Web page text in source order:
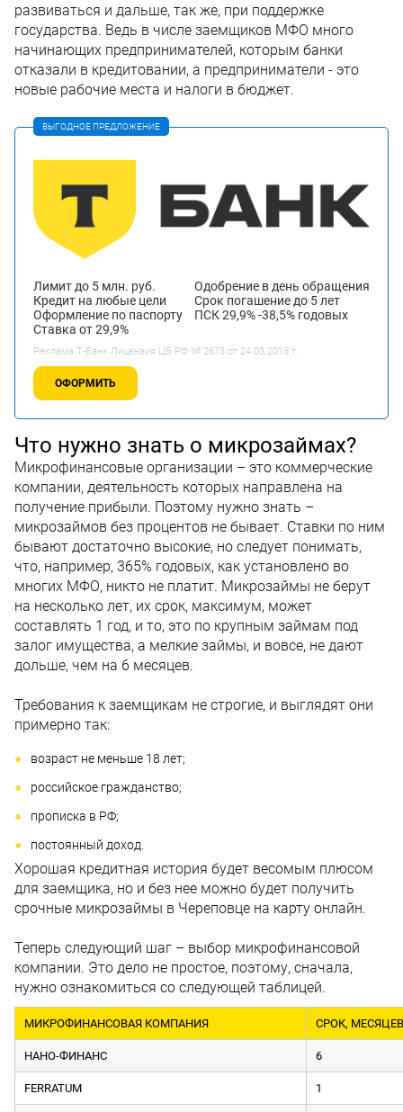
развиваться и дальше, так же, при поддержке
государства. Ведь в числе заемщиков МФО много
начинающих предпринимателей, которым банки
отказали в кредитовании, а предприниматели - это
новые рабочие места и налоги в бюджет.
ВЫГОДНОЕ ПРЕДЛОЖЕНИЕ
Лимит до 5 млн. руб.
Кредит на любые цели
Оформление по паспорту
Ставка от 29,9%
Одобрение в день обращения
Срок погашение до 5 лет
ПСК 29,9% -38,5% годовых
Реклама Т-Банк.Лицензия ЦБ РФ № 2673 от 24.03.2015 г.
ОФОРМИТЬ
Что нужно знать о микрозаймах?
Микрофинансовые организации – это коммерческие
компании, деятельность которых направлена на
получение прибыли. Поэтому нужно знать –
микрозаймов без процентов не бывает. Ставки по ним
бывают достаточно высокие, но следует понимать,
что, например, 365% годовых, как установлено во
многих МФО, никто не платит. Микрозаймы не берут
на несколько лет, их срок, максимум, может
составлять 1 год, и то, это по крупным займам под
залог имущества, а мелкие займы, и вовсе, не дают
дольше, чем на 6 месяцев.
Требования к заемщикам не строгие, и выглядят они
примерно так:
возраст не меньше 18 лет;
российское гражданство;
прописка в РФ;
постоянный доход.
Хорошая кредитная история будет весомым плюсом
для заемщика, но и без нее можно будет получить
срочные микрозаймы в Череповце на карту онлайн.
Теперь следующий шаг – выбор микрофинансовой
компании. Это дело не простое, поэтому, сначала,
нужно ознакомиться со следующей таблицей.
МИКРОФИНАНСОВАЯ КОМПАНИЯ СРОК, МЕСЯЦЕВ
НАНО-ФИНАНС 6
FERRATUM 1